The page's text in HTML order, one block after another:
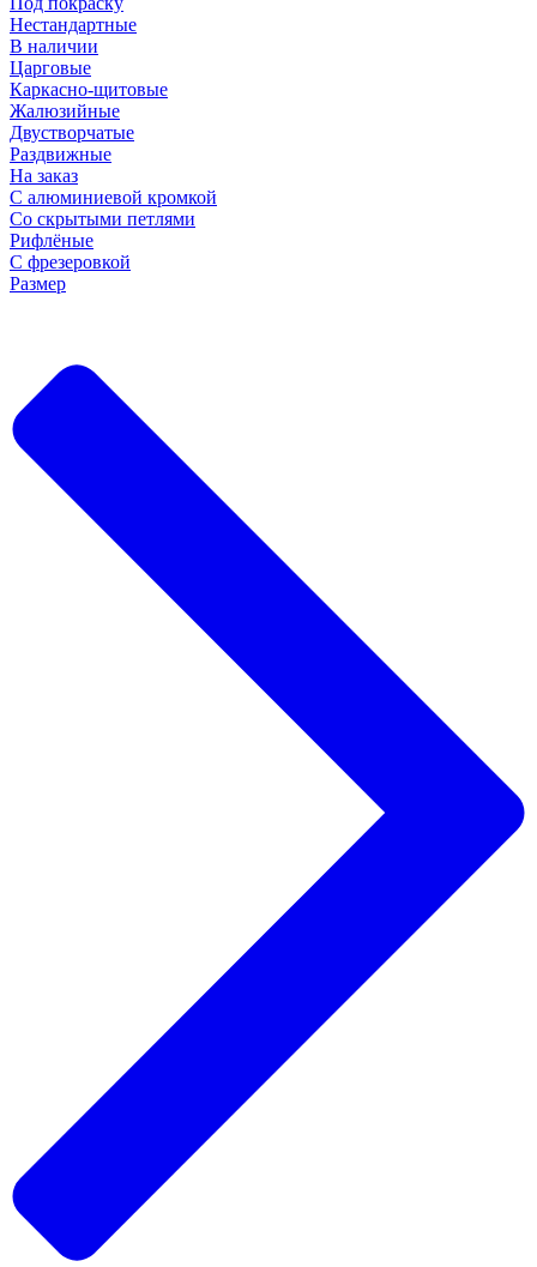
Нестандартные
В наличии
Царговые
Каркасно-щитовые
Жалюзийные
Двустворчатые
Раздвижные
На заказ
С алюминиевой кромкой
Со скрытыми петлями
Рифлёные
С фрезеровкой
Размер